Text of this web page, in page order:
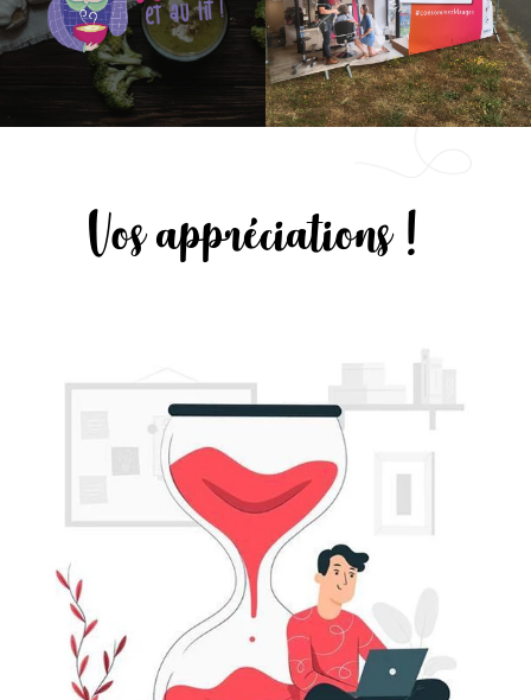
Vos appréciations !